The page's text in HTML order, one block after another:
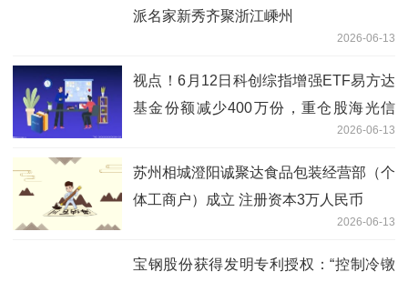
派名家新秀齐聚浙江嵊州
2026-06-13
视点！6月12日科创综指增强ETF易方达
基金份额减少400万份，重仓股海光信
2026-06-13
苏州相城澄阳诚聚达食品包装经营部（个
体工商户）成立 注册资本3万人民币
2026-06-13
宝钢股份获得发明专利授权：“控制冷镦